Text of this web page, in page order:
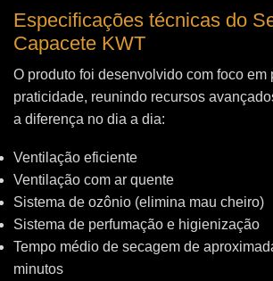
Especificações técnicas do
Capacete KWT
O produto foi desenvolvido com foco em
praticidade, reunindo recursos
a diferença no dia a dia:
Ventilação eficiente
Ventilação com ar quente
Sistema de ozônio (elimina mau cheiro)
Sistema de perfumação e higienização
Tempo médio de secagem de
minutos